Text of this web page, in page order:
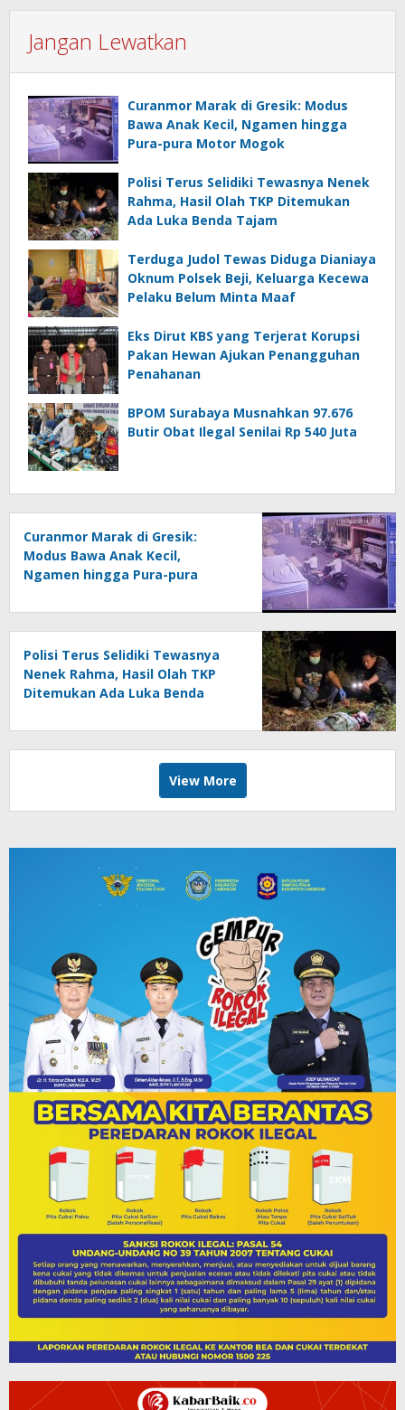
Jangan Lewatkan
Curanmor Marak di Gresik: Modus
Bawa Anak Kecil, Ngamen hingga
Pura-pura Motor Mogok
Polisi Terus Selidiki Tewasnya Nenek
Rahma, Hasil Olah TKP Ditemukan
Ada Luka Benda Tajam
Terduga Judol Tewas Diduga Dianiaya
Oknum Polsek Beji, Keluarga Kecewa
Pelaku Belum Minta Maaf
Eks Dirut KBS yang Terjerat Korupsi
Pakan Hewan Ajukan Penangguhan
Penahanan
BPOM Surabaya Musnahkan 97.676
Butir Obat Ilegal Senilai Rp 540 Juta
Curanmor Marak di Gresik:
Modus Bawa Anak Kecil,
Ngamen hingga Pura-pura
Polisi Terus Selidiki Tewasnya
Nenek Rahma, Hasil Olah TKP
Ditemukan Ada Luka Benda
View More